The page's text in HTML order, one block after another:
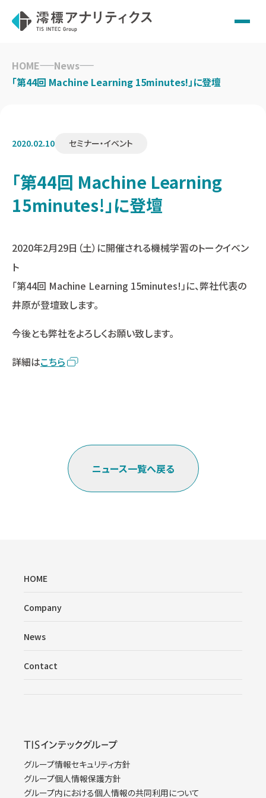
content
HOME
News
「第44回 Machine Learning 15minutes!」に登壇
2020.02.10 セミナー・イベント
「第44回 Machine Learning
15minutes!」に登壇
2020年2月29日（土）に開催される機械学習のトークイベン
ト
「第44回 Machine Learning 15minutes!」に、弊社代表の
井原が登壇致します。
今後とも弊社をよろしくお願い致します。
詳細はこちら
ニュース一覧へ戻る
HOME
Company
News
Contact
グループ情報セキュリティ方針
グループ個人情報保護方針
グループ内における個人情報の共同利用について